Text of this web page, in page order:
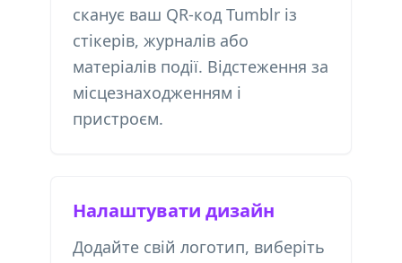
сканує ваш QR-код Tumblr із
стікерів, журналів або
матеріалів події. Відстеження за
місцезнаходженням і
пристроєм.
Налаштувати дизайн
Додайте свій логотип, виберіть